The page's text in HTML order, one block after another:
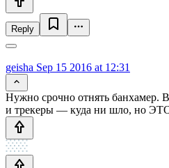
Reply
geisha Sep 15 2016 at 12:31
Нужно срочно отнять банхамер.
и трекеры — куда ни шло, но